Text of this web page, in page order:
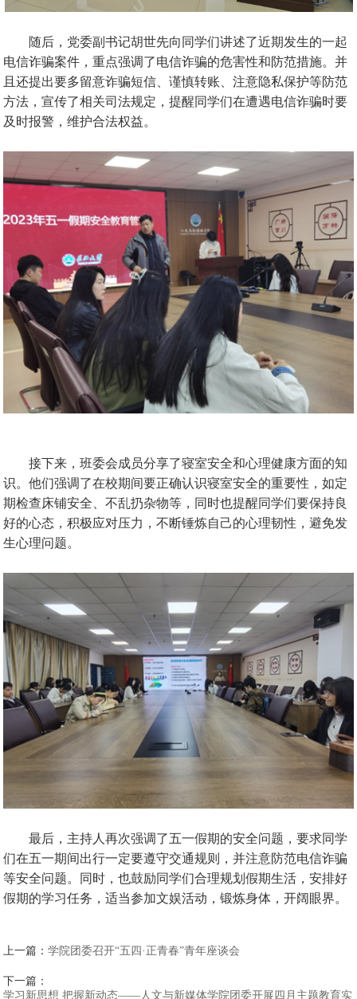
随后，党委副书记胡世先向同学们讲述了近期发生的一起
电信诈骗案件，重点强调了电信诈骗的危害性和防范措施。并
且还提出要多留意诈骗短信、谨慎转账、注意隐私保护等防范
方法，宣传了相关司法规定，提醒同学们在遭遇电信诈骗时要
及时报警，维护合法权益。
接下来，班委会成员分享了寝室安全和心理健康方面的知
识。他们强调了在校期间要正确认识寝室安全的重要性，如定
期检查床铺安全、不乱扔杂物等，同时也提醒同学们要保持良
好的心态，积极应对压力，不断锤炼自己的心理韧性，避免发
生心理问题。
最后，主持人再次强调了五一假期的安全问题，要求同学
们在五一期间出行一定要遵守交通规则，并注意防范电信诈骗
等安全问题。同时，也鼓励同学们合理规划假期生活，安排好
假期的学习任务，适当参加文娱活动，锻炼身体，开阔眼界。
上一篇：学院团委召开“五四·正青春”青年座谈会
下一篇：
学习新思想 把握新动态——人文与新媒体学院团委开展四月主题教育实